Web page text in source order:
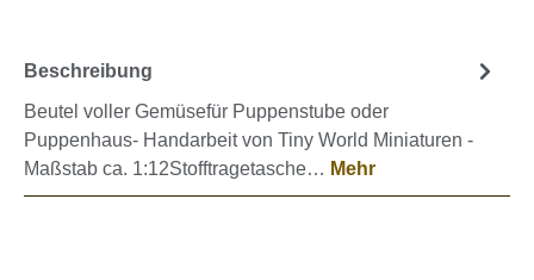
Beschreibung
Beutel voller Gemüsefür Puppenstube oder
Puppenhaus- Handarbeit von Tiny World Miniaturen -
Maßstab ca. 1:12Stofftragetasche… Mehr